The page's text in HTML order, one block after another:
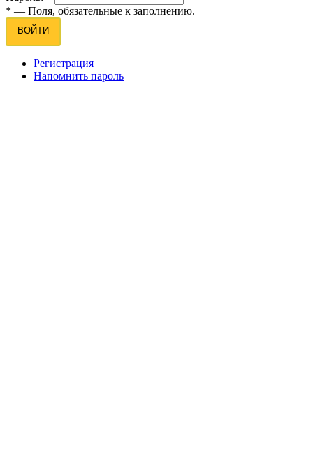
* — Поля, обязательные к заполнению.
ВОЙТИ
Регистрация
Напомнить пароль